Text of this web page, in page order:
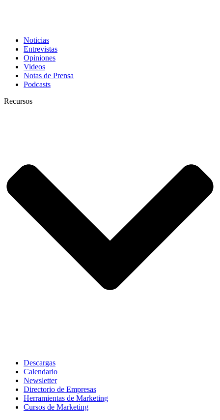
Noticias
Entrevistas
Opiniones
Videos
Notas de Prensa
Podcasts
Recursos
Descargas
Calendario
Newsletter
Directorio de Empresas
Herramientas de Marketing
Cursos de Marketing